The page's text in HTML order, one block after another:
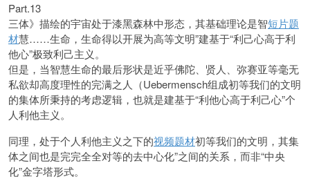
Part.13
三体》描绘的宇宙处于漆黑森林中形态，其基础理论是智短片题
材慧……生命，生命得以开展为高等文明”建基于“利己心高于利
他心”极致利己主义。
但是，当智慧生命的最后形状是近乎佛陀、贤人、弥赛亚等毫无
私欲却高度理性的完满之人（Uebermensch组成初等我们的文明
的集体所秉持的考虑逻辑，也就是建基于“利他心高于利己心”个
人利他主义。
同理，处于个人利他主义之下的视频题材初等我们的文明，其集
体之间也是完完全全对等的去中心化”之间的关系，而非“中央
化”金字塔形式。